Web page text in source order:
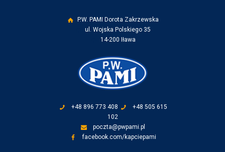
P.W. PAMI Dorota Zakrzewska
ul. Wojska Polskiego 35
14-200 Iława
+48 896 773 408
+48 505 615
102
poczta@pwpami.pl
facebook.com/kapciepami